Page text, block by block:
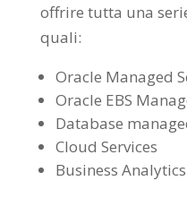
offrire tutta una
quali:
Oracle Managed
Oracle EBS
Database
Cloud Services
Business Analytics